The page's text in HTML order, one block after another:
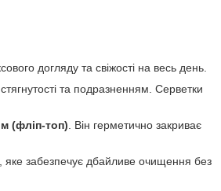
догляду та свіжості на весь день.
стягнутості та подразненням. Серветки
(фліп-топ) . Він герметично закриває
забезпечує дбайливе очищення без